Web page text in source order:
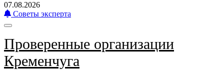
07.08.2026
Советы эксперта
Проверенные организации
Кременчуга